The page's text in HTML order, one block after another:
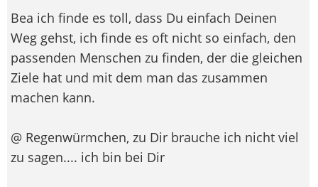
Bea ich finde es toll, dass Du einfach Deinen
Weg gehst, ich finde es oft nicht so einfach, den
passenden Menschen zu finden, der die gleichen
Ziele hat und mit dem man das zusammen
machen kann.
@ Regenwürmchen, zu Dir brauche ich nicht viel
zu sagen.... ich bin bei Dir